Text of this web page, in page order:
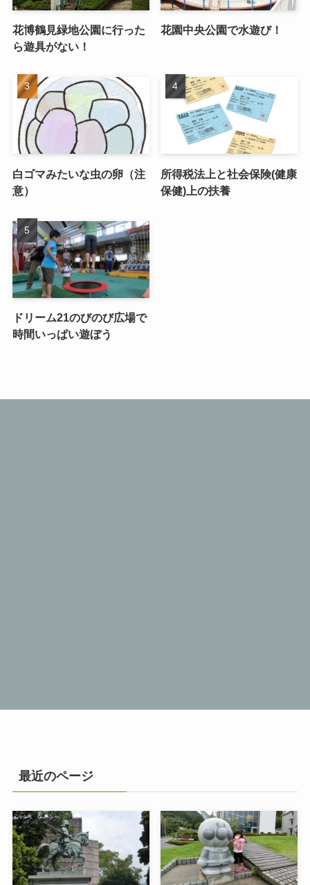
花博鶴見緑地公園に行った
ら遊具がない！
花園中央公園で水遊び！
白ゴマみたいな虫の卵（注
意）
所得税法上と社会保険(健康
保健)上の扶養
ドリーム21のびのび広場で
時間いっぱい遊ぼう
最近のページ